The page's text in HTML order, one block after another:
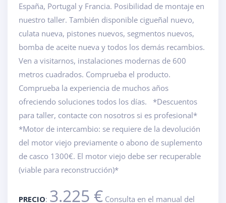
España, Portugal y Francia. Posibilidad de montaje en
nuestro taller. También disponible cigueñal nuevo,
culata nueva, pistones nuevos, segmentos nuevos,
bomba de aceite nueva y todos los demás recambios.
Ven a visitarnos, instalaciones modernas de 600
metros cuadrados. Comprueba el producto.
Comprueba la experiencia de muchos años
ofreciendo soluciones todos los días. *Descuentos
para taller, contacte con nosotros si es profesional*
*Motor de intercambio: se requiere de la devolución
del motor viejo previamente o abono de suplemento
de casco 1300€. El motor viejo debe ser recuperable
(viable para reconstrucción)*
PRECIO: 3.225 € Consulta en el manual del